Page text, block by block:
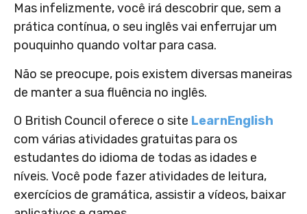
Mas infelizmente, você irá descobrir que, sem a
prática contínua, o seu inglês vai enferrujar um
pouquinho quando voltar para casa.
Não se preocupe, pois existem diversas maneiras
de manter a sua fluência no inglês.
O British Council oferece o site LearnEnglish
com várias atividades gratuitas para os
estudantes do idioma de todas as idades e
níveis. Você pode fazer atividades de leitura,
exercícios de gramática, assistir a vídeos, baixar